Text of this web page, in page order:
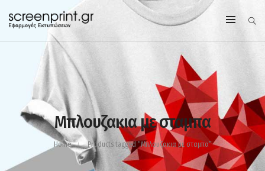
Μπλουζακια με σταμπα
Home Products tagged “Μπλουζακια με σταμπα”